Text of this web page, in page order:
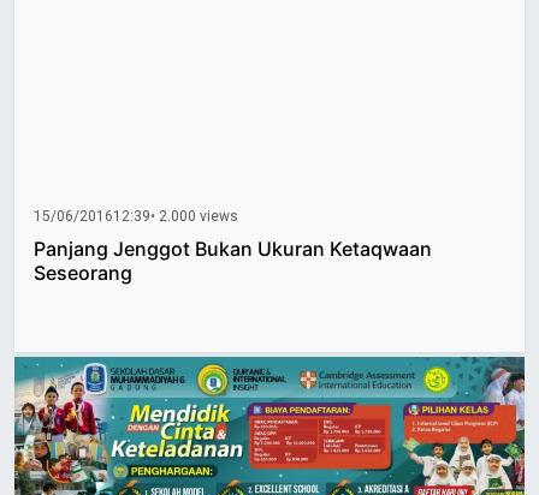
15/06/201612:39• 2.000 views
Panjang Jenggot Bukan Ukuran Ketaqwaan
Seseorang